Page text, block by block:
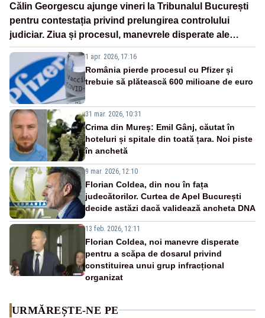
Călin Georgescu ajunge vineri la Tribunalul București
pentru contestația privind prelungirea controlului
judiciar. Ziua și procesul, manevrele disperate ale
Sistemului
1 apr. 2026, 17:16
România pierde procesul cu Pfizer și
trebuie să plătească 600 milioane de euro
31 mar. 2026, 10:31
Crima din Mureș: Emil Gânj, căutat în
hoteluri și spitale din toată țara. Noi piste
în anchetă
9 mar. 2026, 12:10
Florian Coldea, din nou în fața
judecătorilor. Curtea de Apel București
decide astăzi dacă validează ancheta DNA
13 feb. 2026, 12:11
Florian Coldea, noi manevre disperate
pentru a scăpa de dosarul privind
constituirea unui grup infracțional
organizat
URMĂREȘTE-NE PE